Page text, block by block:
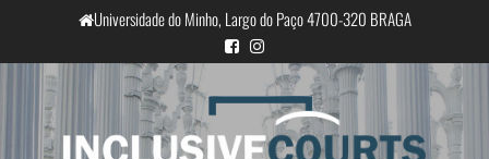
o
conteúdo
Universidade do Minho, Largo do Paço 4700-320 BRAGA